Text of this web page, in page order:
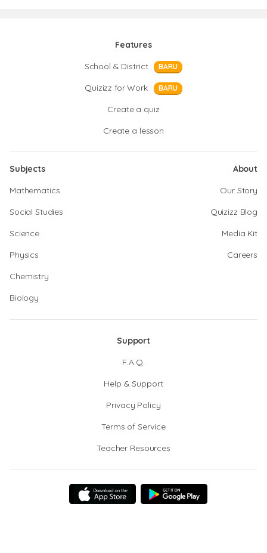
Features
School & District
BARU
Quizizz for Work BARU
Create a quiz
Create a lesson
Subjects
Mathematics
Social Studies
Science
Physics
Chemistry
Biology
About
Our Story
Quizizz Blog
Media Kit
Careers
Support
F.A.Q.
Help & Support
Privacy Policy
Terms of Service
Teacher Resources